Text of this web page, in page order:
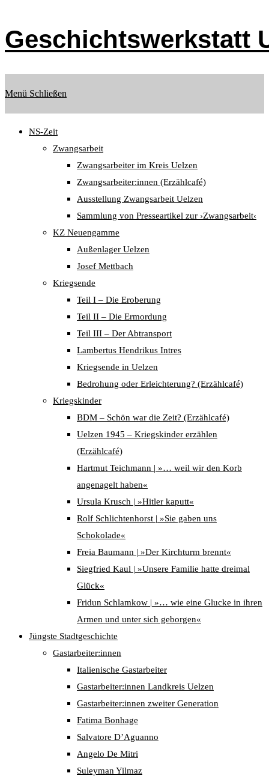
Inhalt
springen
Geschichtswerkstatt
Menü Schließen
NS-Zeit
Zwangsarbeit
Zwangsarbeiter im Kreis Uelzen
Zwangsarbeiter:innen (Erzählcafé)
Ausstellung Zwangsarbeit Uelzen
Sammlung von Presseartikel zur ›Zwangsarbeit‹
KZ Neuengamme
Außenlager Uelzen
Josef Mettbach
Kriegsende
Teil I – Die Eroberung
Teil II – Die Ermordung
Teil III – Der Abtransport
Lambertus Hendrikus Intres
Kriegsende in Uelzen
Bedrohung oder Erleichterung? (Erzählcafé)
Kriegskinder
BDM – Schön war die Zeit? (Erzählcafé)
Uelzen 1945 – Kriegskinder erzählen
(Erzählcafé)
Hartmut Teichmann | »… weil wir den Korb
angenagelt haben«
Ursula Krusch | »Hitler kaputt«
Rolf Schlichtenhorst | »Sie gaben uns
Schokolade«
Freia Baumann | »Der Kirchturm brennt«
Siegfried Kaul | »Unsere Familie hatte dreimal
Glück«
Fridun Schlamkow | »… wie eine Glucke in ihren
Armen und unter sich geborgen«
Jüngste Stadtgeschichte
Gastarbeiter:innen
Italienische Gastarbeiter
Gastarbeiter:innen Landkreis Uelzen
Gastarbeiter:innen zweiter Generation
Fatima Bonhage
Salvatore D’Aguanno
Angelo De Mitri
Suleyman Yilmaz